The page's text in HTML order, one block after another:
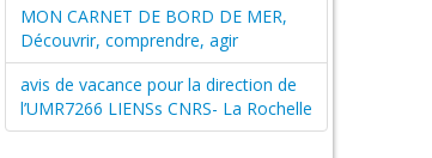
MON CARNET DE BORD DE MER,
Découvrir, comprendre, agir
avis de vacance pour la direction de
l’UMR7266 LIENSs CNRS- La Rochelle